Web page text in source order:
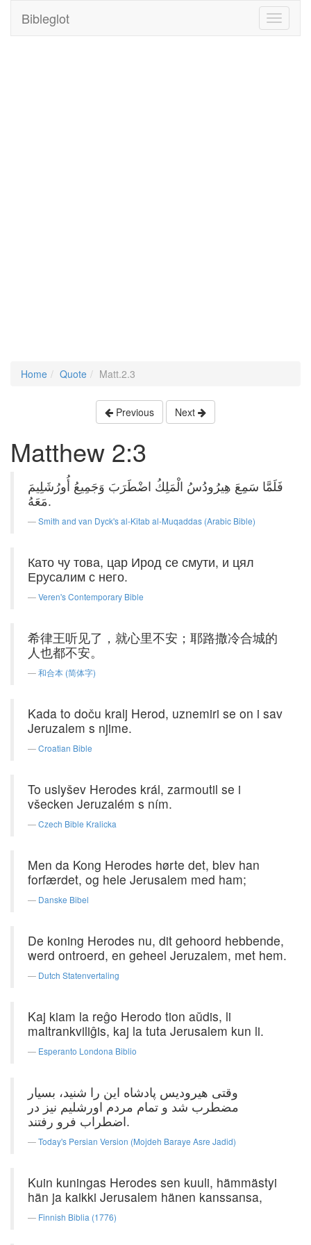
Toggle
Bibleglot
Home Quote Matt.2.3
Previous Next
Matthew 2:3
فَلَمَّا سَمِعَ هِيرُودُسُ الْمَلِكُ اضْطَرَبَ وَجَمِيعُ أُورُشَلِيمَ
مَعَهُ.
Smith and van Dyck's al-Kitab al-Muqaddas (Arabic Bible)
Като чу това, цар Ирод се смути, и цял
Ерусалим с него.
Veren's Contemporary Bible
希律王听见了，就心里不安；耶路撒冷合城的
人也都不安。
和合本 (简体字)
Kada to doču kralj Herod, uznemiri se on i sav
Jeruzalem s njime.
Croatian Bible
To uslyšev Herodes král, zarmoutil se i
všecken Jeruzalém s ním.
Czech Bible Kralicka
Men da Kong Herodes hørte det, blev han
forfærdet, og hele Jerusalem med ham;
Danske Bibel
De koning Herodes nu, dit gehoord hebbende,
werd ontroerd, en geheel Jeruzalem, met hem.
Dutch Statenvertaling
Kaj kiam la reĝo Herodo tion aŭdis, li
maltrankviliĝis, kaj la tuta Jerusalem kun li.
Esperanto Londona Biblio
وقتی هیرودیس پادشاه این را شنید، بسیار
مضطرب شد و تمام مردم اورشلیم نیز در
اضطراب فرو رفتند.
Today's Persian Version (Mojdeh Baraye Asre Jadid)
Kuin kuningas Herodes sen kuuli, hämmästyi
hän ja kaikki Jerusalem hänen kanssansa,
Finnish Biblia (1776)